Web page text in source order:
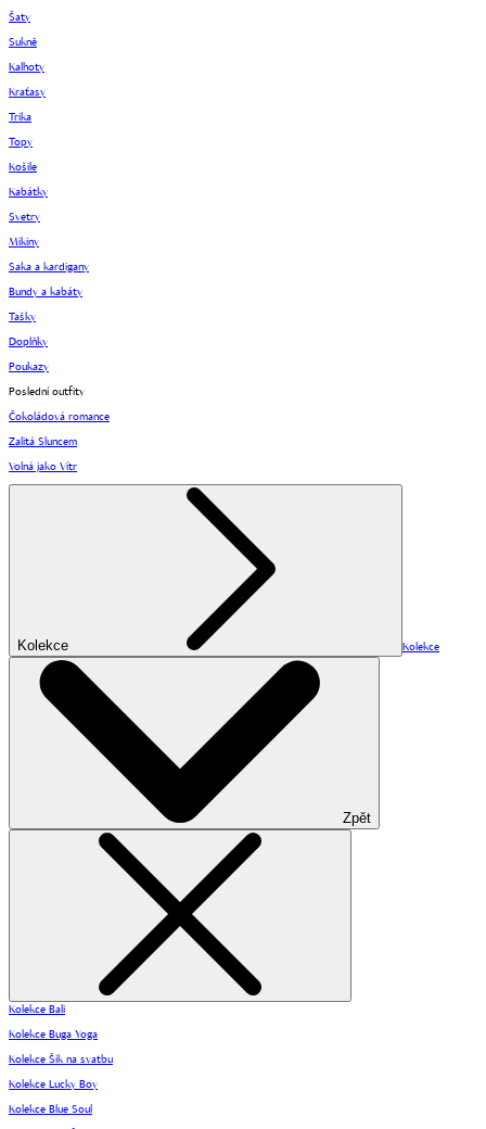
Šaty
Sukně
Kalhoty
Kraťasy
Trika
Topy
Košile
Kabátky
Svetry
Mikiny
Saka a kardigany
Bundy a kabáty
Tašky
Doplňky
Poukazy
Poslední outfity
Čokoládová romance
Zalitá Sluncem
Volná jako Vítr
Kolekce Kolekce
Zpět
Kolekce Bali
Kolekce Buga Yoga
Kolekce Šik na svatbu
Kolekce Lucky Boy
Kolekce Blue Soul